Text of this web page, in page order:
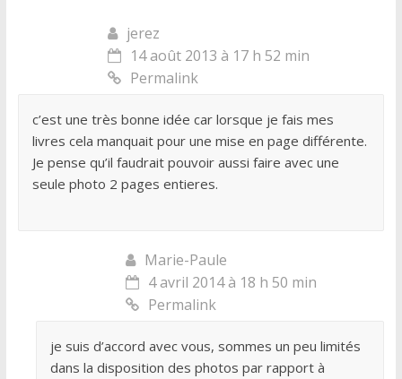
jerez
14 août 2013 à 17 h 52 min
Permalink
c’est une très bonne idée car lorsque je fais mes
livres cela manquait pour une mise en page différente.
Je pense qu’il faudrait pouvoir aussi faire avec une
seule photo 2 pages entieres.
Marie-Paule
4 avril 2014 à 18 h 50 min
Permalink
je suis d’accord avec vous, sommes un peu limités
dans la disposition des photos par rapport à